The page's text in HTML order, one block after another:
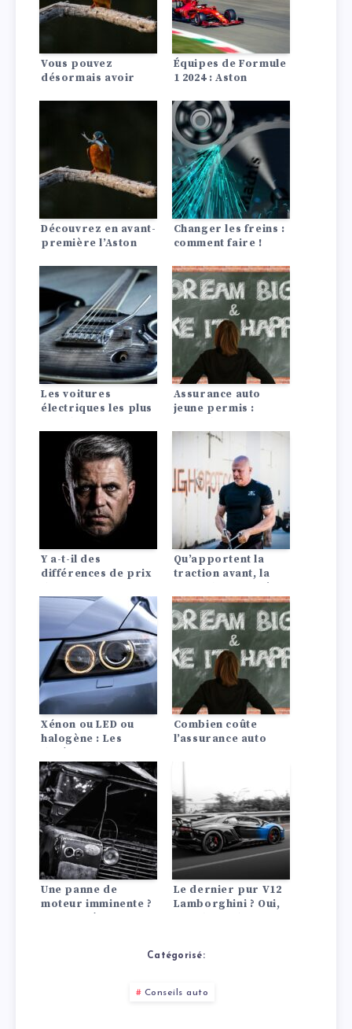
Vous pouvez
désormais avoir
poignées de porte à
amortisseur
électrique.
Équipes de Formule
1 2024 : Aston
McLaren
Découvrez en avant-
première l’Aston
: Spécifications,
intérieur et
extérieur
Changer les freins :
comment faire !
Les voitures
électriques les plus
nouvelle génération
de voitures
électriques
étonnamment
rapides
Assurance auto
jeune permis :
moins cher
Y a-t-il des
différences de prix
entre les Lada?
Qu’apportent la
traction avant, la
ou les quatre roues
motrices à la
voiture ?
Xénon ou LED ou
halogène : Les
coup d’œil !
Combien coûte
l’assurance auto
Une panne de
moteur imminente ?
Le dernier pur V12
Lamborghini ? Oui,
voiture de sport
défini une décennie.
Catégorisé:
Conseils auto